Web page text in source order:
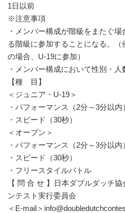
1日以前
※注意事項
・メンバー構成が階級をまたぐ
る階級に参加することになる。（
の場合、U-19に参加）
・メンバー構成において性別・人
【種 目】
＜ジュニア・U-19＞
・パフォーマンス（2分～3分以内
・スピード（30秒）
＜オープン＞
・パフォーマンス（2分～3分以内
・スピード（30秒）
・フリースタイルバトル
【 問 合 せ 】日本ダブルダッチ
ンテスト実行委員会
＜E-mail＞